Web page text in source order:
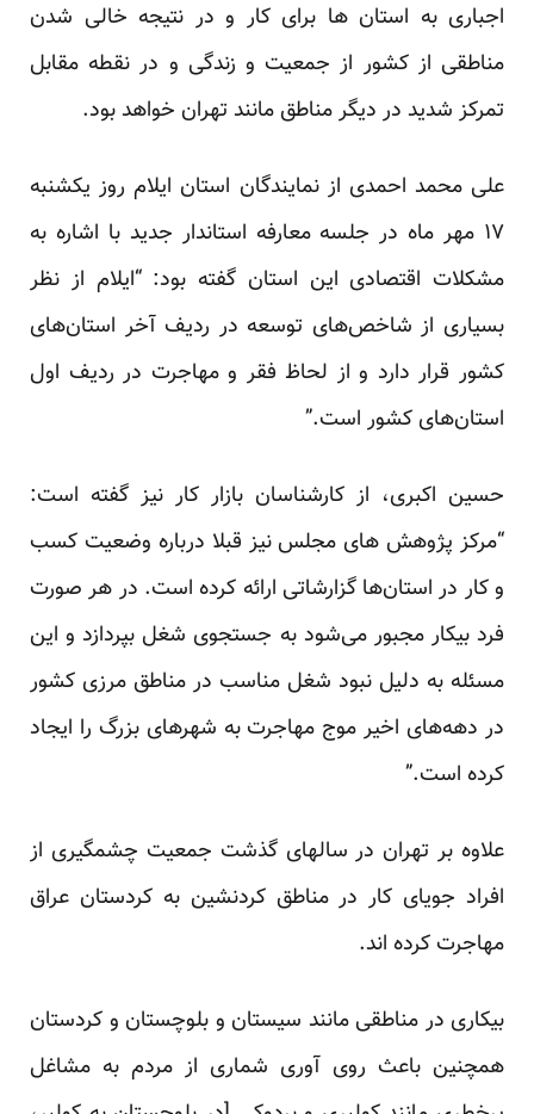
اجباری به استان ها برای کار و در نتیجه خالی شدن
مناطقی از کشور از جمعیت و زندگی و در نقطه مقابل
تمرکز شدید در دیگر مناطق مانند تهران خواهد بود.
علی محمد احمدی از نمایندگان استان ایلام روز یکشنبه
۱۷ مهر ماه در جلسه معارفه استاندار جدید با اشاره به
مشکلات اقتصادی این استان گفته بود: “ایلام از نظر
بسیاری از ‌شاخص‌های توسعه در ردیف آخر استان‌های
کشور قرار دارد و از لحاظ فقر و مهاجرت در ردیف اول
استان‌های کشور است.”
حسین اکبری، از کارشناسان بازار کار نیز گفته است:
“مرکز پژوهش های مجلس نیز قبلا درباره وضعیت کسب
و کار در استان‌ها گزارشاتی ارائه کرده است. در هر صورت
فرد بیکار مجبور می‌شود به جستجوی شغل بپردازد و این
مسئله به دلیل نبود شغل مناسب در مناطق مرزی کشور
در دهه‌های اخیر موج مهاجرت به شهرهای بزرگ را ایجاد
کرده است.”
علاوه بر تهران در سالهای گذشت جمعیت چشمگیری از
افراد جویای کار در مناطق کردنشین به کردستان عراق
مهاجرت کرده اند.
بیکاری در مناطقی مانند سیستان و بلوچستان و کردستان
همچنین باعث روی آوری شماری از مردم به مشاغل